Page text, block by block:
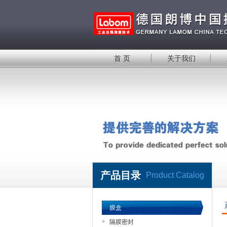
首 页 关于我们
产品目录 Product Catalog
膜盒
隔膜密封